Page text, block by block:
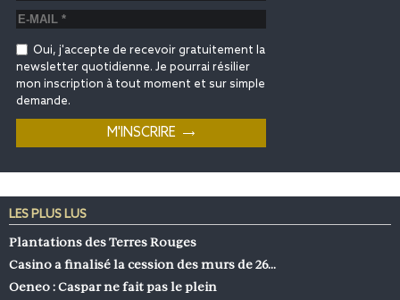
Oui, j'accepte de recevoir gratuitement la
newsletter quotidienne. Je pourrai résilier
mon inscription à tout moment et sur simple
demande.
LES PLUS LUS
Plantations des Terres Rouges
Casino a finalisé la cession des murs de 26…
Oeneo : Caspar ne fait pas le plein